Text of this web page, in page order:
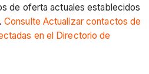
de oferta actuales establecidos
Consulte Actualizar contactos de
en el Directorio de